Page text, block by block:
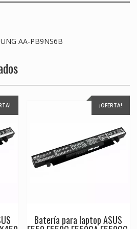
AA-PB9NS6B
¡OFERTA!
Batería para laptop ASUS